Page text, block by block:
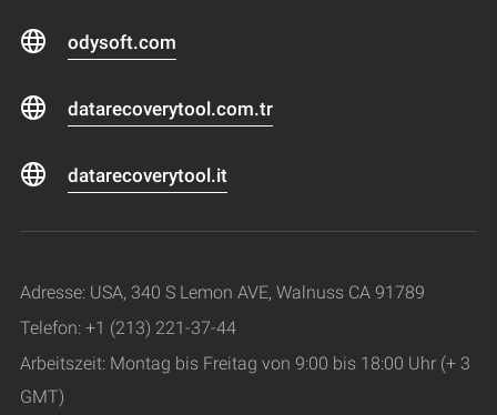
odysoft.com
datarecoverytool.com.tr
datarecoverytool.it
Adresse: USA, 340 S Lemon AVE, Walnuss CA 91789
Telefon: +1 (213) 221-37-44
Arbeitszeit: Montag bis Freitag von 9:00 bis 18:00 Uhr (+ 3
GMT)